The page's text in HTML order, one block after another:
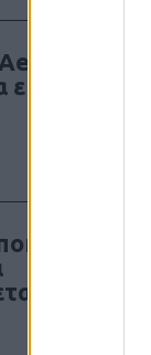
τον
ο